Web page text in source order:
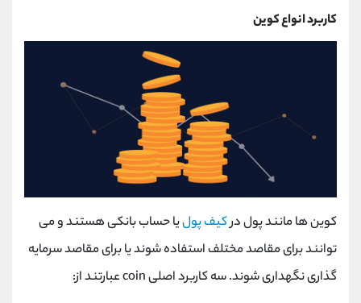
کاربرد انواع کوین
کوین ها مانند پول درکیف پولیا حساب بانکی هستند و می
توانند برای مقاصد مختلف استفاده شوند یا برای مقاصد سرمایه
گذاری نگهداری شوند. سه کاربرد اصلی coin عبارتند از: